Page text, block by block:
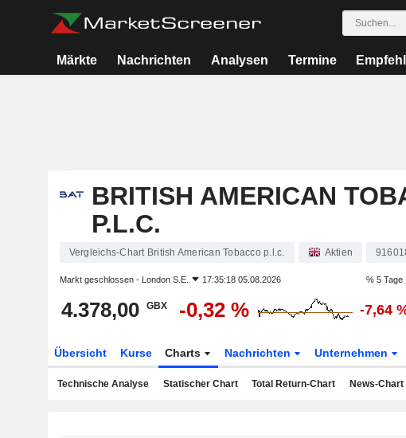
Märkte Nachrichten Analysen Termine
BRITISH AMERICAN
P.L.C.
Vergleichs-Chart British American Tobacco p.l.c. Aktien
Markt geschlossen - London S.E. 17:35:18 05.08.2026 % 5 Tage
4.378,00 GBX -0,32 % -7,64
Übersicht Kurse Charts Nachrichten Unternehmen
Technische Analyse Statischer Chart Total Return-Chart News-Chart